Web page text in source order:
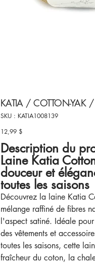
KATIA / COTTON-YAK
SKU : SKU
KATIA1008139
KATIA1008139
Prix
12,99 $
Description du
Laine Katia
douceur et
toutes les saisons
Découvrez la laine Katia
mélange raffiné de fibres
l'aspect satiné. Idéale
des vêtements et
toutes les saisons, cette
fraîcheur du coton, la